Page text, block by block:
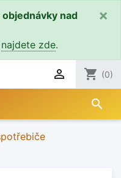
nad
najdete zde.
×
 shopping_cart (0)
search